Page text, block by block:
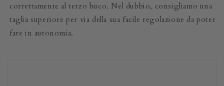
correttamente al terzo buco. Nel dubbio, consigliamo una
taglia superiore per via della sua facile regolazione da poter
fare in autonomia.